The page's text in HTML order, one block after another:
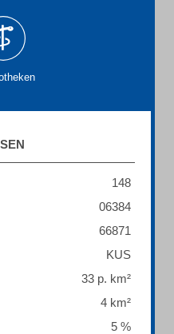
148
06384
66871
KUS
33 p. km²
4 km²
5 %